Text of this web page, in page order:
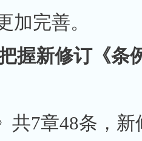
加完善。
握新修订《条
共7章48条，新